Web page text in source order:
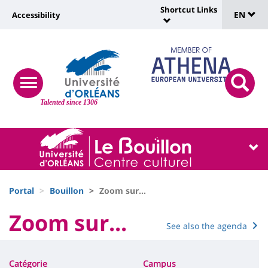
Site
Talented since 1306
Université
Recherche
responsive
menu
Université
vers
page
Accessibility
:
Shortcut
Links
Shortcut Links
de
EN
Université
Block
liste
des
composantes
d'Ariane
Portal Bouillon Zoom sur...
University
Main
Titre
de
Zoom sur... See also the agenda
Catégorie Campus